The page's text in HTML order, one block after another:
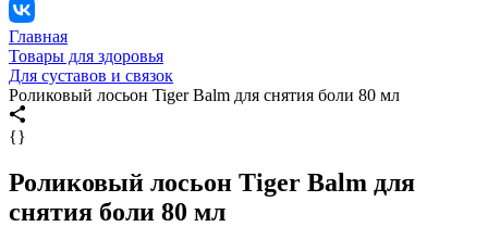
Главная
Товары для здоровья
Для суставов и связок
Роликовый лосьон Tiger Balm для снятия боли 80 мл
{}
Роликовый лосьон Tiger Balm для
снятия боли 80 мл